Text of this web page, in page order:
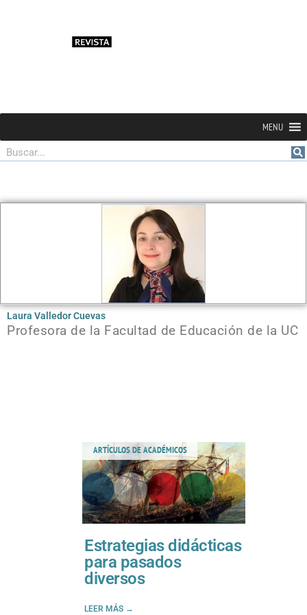
MENU
Buscar
Laura Valledor Cuevas
Profesora de la Facultad de Educación de la UC
ARTÍCULOS DE ACADÉMICOS
Estrategias didácticas
para pasados
diversos
LEER MÁS →